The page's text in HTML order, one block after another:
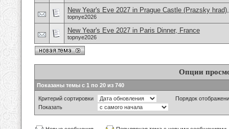
New Year's Eve 2027 in Prague Castle (Prazsky
topnye2026
New Year's Eve 2027 in Paris Dinner, France
topnye2026
Опции
Показаны темы с 1 по 20 из 740
Критерий сортировки
Порядок
Показать